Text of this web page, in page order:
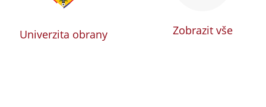
Univerzita obrany Zobrazit vše